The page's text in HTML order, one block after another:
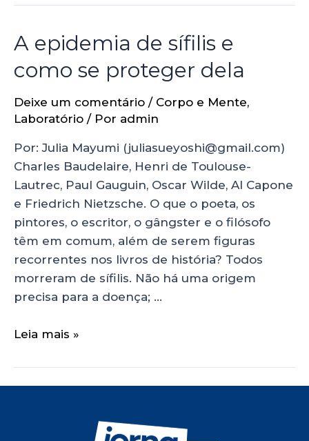
A epidemia de sífilis e
como se proteger dela
Deixe um comentário / Corpo e Mente,
Laboratório / Por admin
Por: Julia Mayumi (juliasueyoshi@gmail.com)
Charles Baudelaire, Henri de Toulouse-
Lautrec, Paul Gauguin, Oscar Wilde, Al Capone
e Friedrich Nietzsche. O que o poeta, os
pintores, o escritor, o gângster e o filósofo
têm em comum, além de serem figuras
recorrentes nos livros de história? Todos
morreram de sífilis. Não há uma origem
precisa para a doença; …
Leia mais »